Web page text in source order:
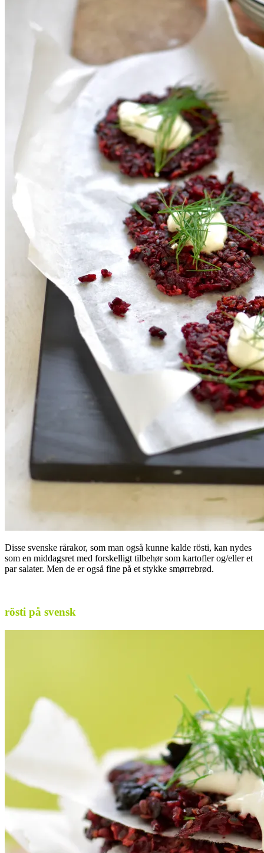
Disse svenske rårakor, som man også kunne kalde rösti, kan nydes
som en middagsret med forskelligt tilbehør som kartofler og/eller et
par salater. Men de er også fine på et stykke smørrebrød.
rösti på svensk